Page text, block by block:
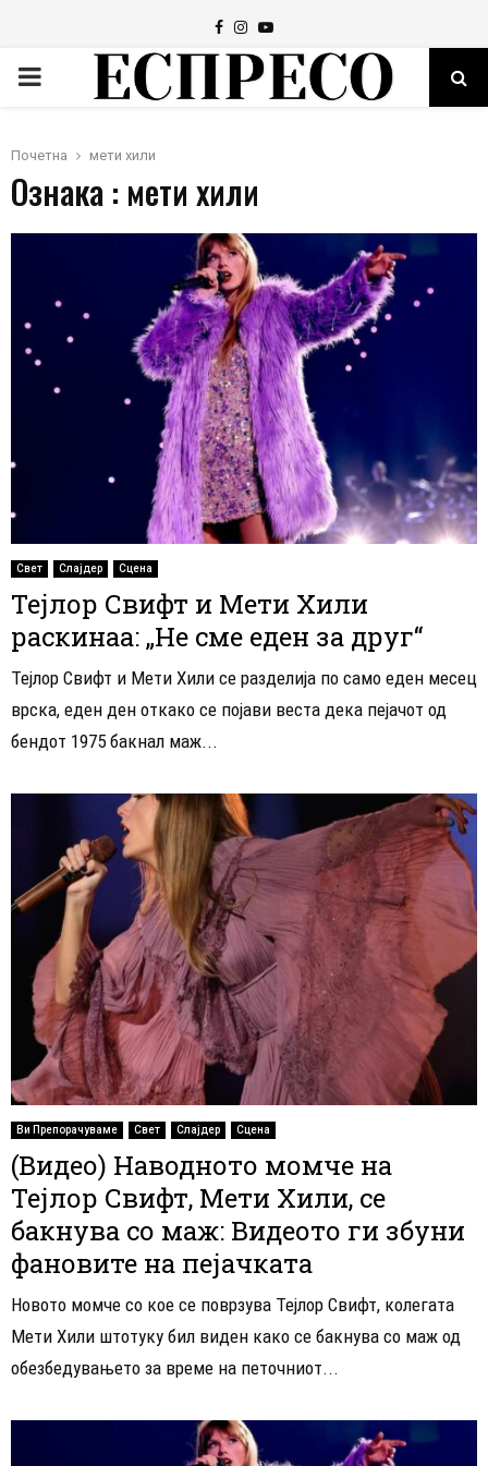
Facebook
Instagram
Youtube
PRIMARY
Почетна мети хили
Ознака : мети хили
Свет Слајдер Сцена
Тејлор Свифт и Мети Хили
раскинаа: „Не сме еден за друг“
Тејлор Свифт и Мети Хили се разделија по само еден месец
врска, еден ден откако се појави веста дека пејачот од
бендот 1975 бакнал маж...
Ви Препорачуваме Свет Слајдер Сцена
(Видео) Наводното момче на
Тејлор Свифт, Мети Хили, се
бакнува со маж: Видеото ги збуни
фановите на пејачката
Новото момче со кое се поврзува Тејлор Свифт, колегата
Мети Хили штотуку бил виден како се бакнува со маж од
обезбедувањето за време на петочниот...